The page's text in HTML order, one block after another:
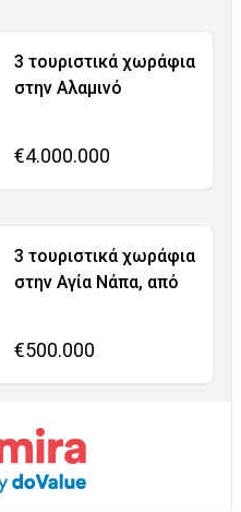
3 τουριστικά χωράφια
στην Αλαμινό
€4.000.000
3 τουριστικά χωράφια
στην Αγία Νάπα, από
€500.000